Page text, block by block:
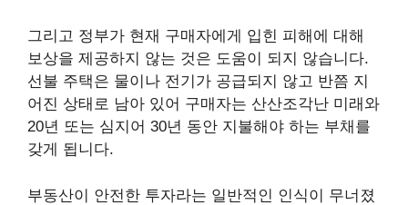
그리고 정부가 현재 구매자에게 입힌 피해에 대해
보상을 제공하지 않는 것은 도움이 되지 않습니다.
선불 주택은 물이나 전기가 공급되지 않고 반쯤 지
어진 상태로 남아 있어 구매자는 산산조각난 미래와
20년 또는 심지어 30년 동안 지불해야 하는 부채를
갖게 됩니다.
부동산이 안전한 투자라는 일반적인 인식이 무너졌